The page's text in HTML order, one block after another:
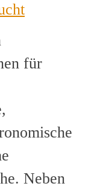
für
Neben